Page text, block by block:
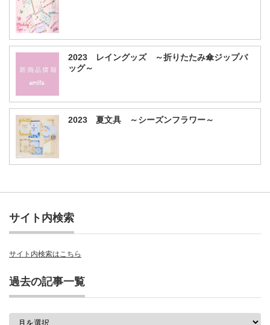
2023 レイングッズ ～折りたたみ傘ジップバ
ッグ～
2023 夏文具 ～シーズンフラワー～
サイト内検索
サイト内検索はこちら
過去の記事一覧
過